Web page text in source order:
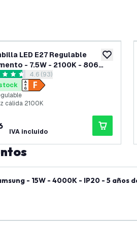
añadir a
LED E27 Regulable
- 7.5W - 2100K - 806
abrir el panel de reseñas
de puntuación
4.6 (93)
cálida 2100K
IVA incluido
- 15W - 4000K - IP20 - 5 años